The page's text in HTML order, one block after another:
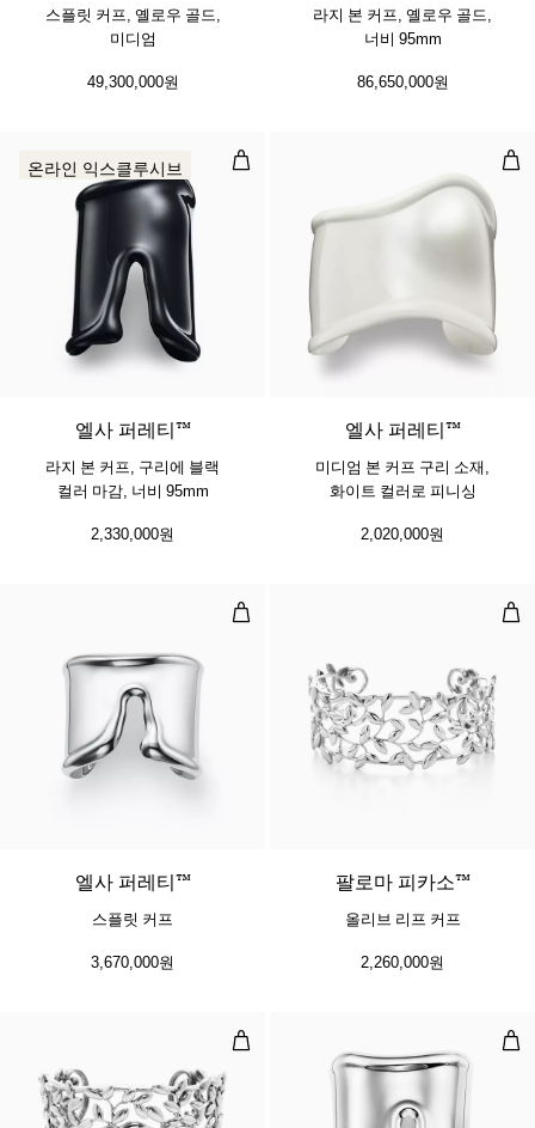
스플릿 커프, 옐로우 골드,
미디엄
49,300,000원
라지 본 커프, 옐로우 골드,
너비 95mm
86,650,000원
라지 본 커프, 구리에 블랙 컬러 마
온라인 익스클루시브
엘사 퍼레티™
라지 본 커프, 구리에 블랙
컬러 마감, 너비 95mm
2,330,000원
미
엘사 퍼레티™
미디엄 본 커프 구리 소재,
화이트 컬러로 피니싱
2,020,000원
스플릿 커프
엘사 퍼레티™
스플릿 커프
3,670,000원
올
팔로마 피카소™
올리브 리프 커프
2,260,000원
올리브 리프 커프 본